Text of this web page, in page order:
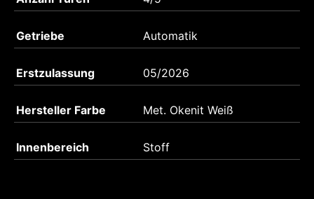
Getriebe Automatik
Erstzulassung 05/2026
Hersteller Farbe Met. Okenit Weiß
Innenbereich Stoff